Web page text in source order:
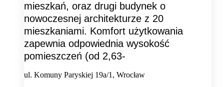
mieszkań, oraz drugi budynek o
nowoczesnej architekturze z 20
mieszkaniami. Komfort użytkowania
zapewnia odpowiednia wysokość
pomieszczeń (od 2,63-
ul. Komuny Paryskiej 19a/1, Wrocław